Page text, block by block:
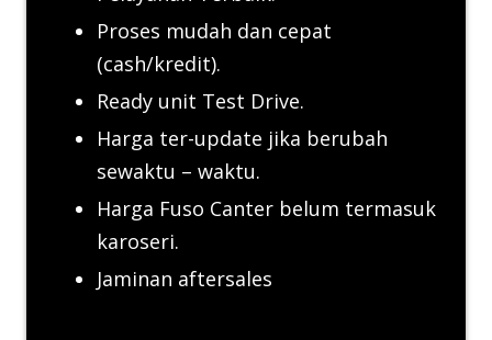
Proses mudah dan cepat
(cash/kredit).
Ready unit Test Drive.
Harga ter-update jika berubah
sewaktu – waktu.
Harga Fuso Canter belum termasuk
karoseri.
Jaminan aftersales